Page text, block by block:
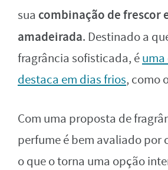
sua combinação de frescor
amadeirada. Destinado a
fragrância sofisticada, éuma
destaca em dias frios, como
Com uma proposta de
perfume é bem avaliado por
o que o torna uma opção